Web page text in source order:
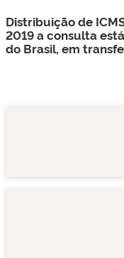
Distribuição de
2019 a consulta
do Brasil, em